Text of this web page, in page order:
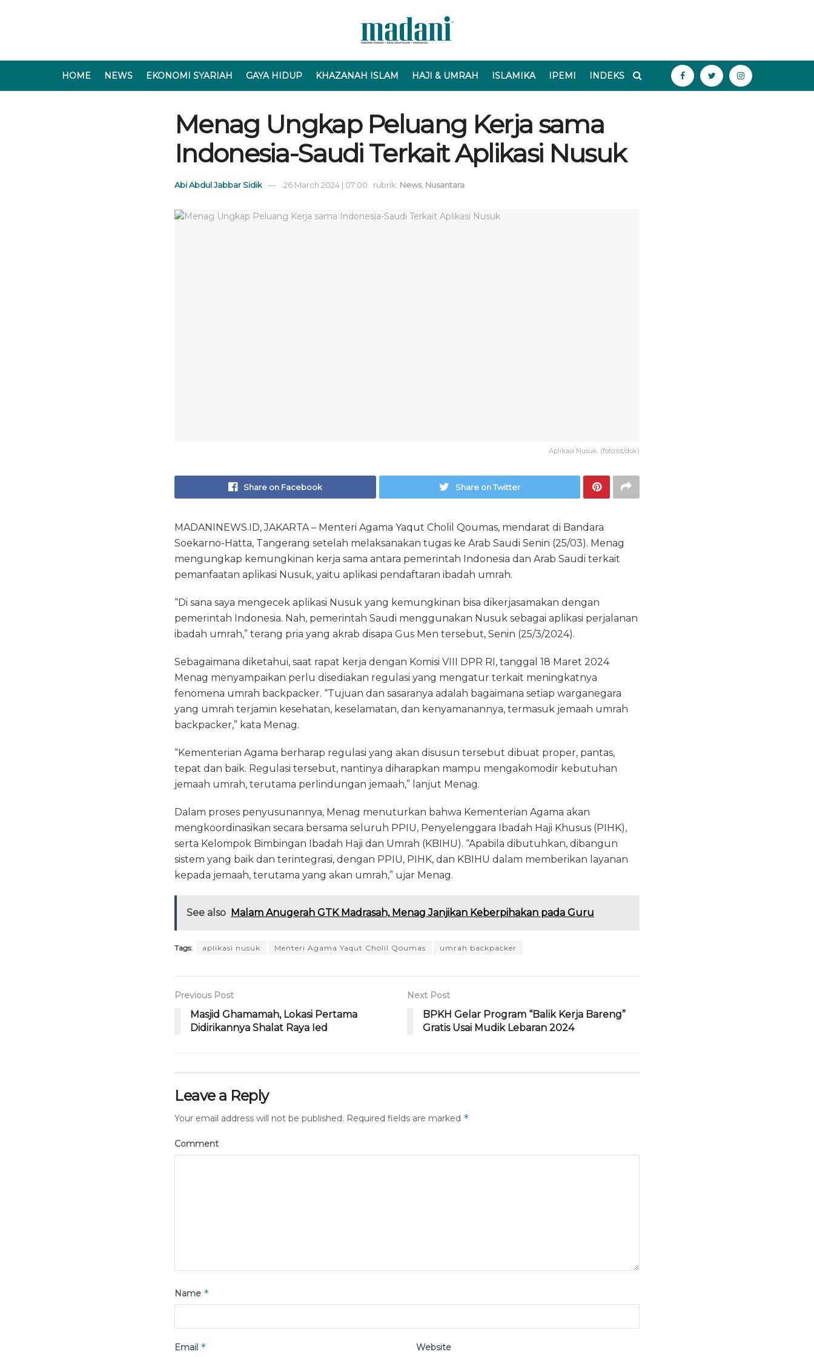
HOME NEWS EKONOMI SYARIAH GAYA HIDUP KHAZANAH ISLAM HAJI & UMRAH ISLAMIKA IPEMI INDEKS
Menag Ungkap Peluang Kerja sama
Indonesia-Saudi Terkait Aplikasi Nusuk
Abi Abdul Jabbar Sidik 26 March 2024 | 07:00 rubrik: News, Nusantara
Aplikasi Nusuk. (foto:ist/dok)
Share on Facebook Share on Twitter
MADANINEWS.ID, JAKARTA – Menteri Agama Yaqut Cholil Qoumas, mendarat di Bandara
Soekarno-Hatta, Tangerang setelah melaksanakan tugas ke Arab Saudi Senin (25/03). Menag
mengungkap kemungkinan kerja sama antara pemerintah Indonesia dan Arab Saudi terkait
pemanfaatan aplikasi Nusuk, yaitu aplikasi pendaftaran ibadah umrah.
“Di sana saya mengecek aplikasi Nusuk yang kemungkinan bisa dikerjasamakan dengan
pemerintah Indonesia. Nah, pemerintah Saudi menggunakan Nusuk sebagai aplikasi perjalanan
ibadah umrah,” terang pria yang akrab disapa Gus Men tersebut, Senin (25/3/2024).
Sebagaimana diketahui, saat rapat kerja dengan Komisi VIII DPR RI, tanggal 18 Maret 2024
Menag menyampaikan perlu disediakan regulasi yang mengatur terkait meningkatnya
fenomena umrah backpacker. “Tujuan dan sasaranya adalah bagaimana setiap warganegara
yang umrah terjamin kesehatan, keselamatan, dan kenyamanannya, termasuk jemaah umrah
backpacker,” kata Menag.
“Kementerian Agama berharap regulasi yang akan disusun tersebut dibuat proper, pantas,
tepat dan baik. Regulasi tersebut, nantinya diharapkan mampu mengakomodir kebutuhan
jemaah umrah, terutama perlindungan jemaah,” lanjut Menag.
Dalam proses penyusunannya, Menag menuturkan bahwa Kementerian Agama akan
mengkoordinasikan secara bersama seluruh PPIU, Penyelenggara Ibadah Haji Khusus (PIHK),
serta Kelompok Bimbingan Ibadah Haji dan Umrah (KBIHU). “Apabila dibutuhkan, dibangun
sistem yang baik dan terintegrasi, dengan PPIU, PIHK, dan KBIHU dalam memberikan layanan
kepada jemaah, terutama yang akan umrah,” ujar Menag.
See also Malam Anugerah GTK Madrasah, Menag Janjikan Keberpihakan pada Guru
Tags: aplikasi nusuk Menteri Agama Yaqut Cholil Qoumas umrah backpacker
Previous Post
Masjid Ghamamah, Lokasi Pertama
Didirikannya Shalat Raya Ied
Next Post
BPKH Gelar Program “Balik Kerja Bareng”
Gratis Usai Mudik Lebaran 2024
Leave a Reply
Your email address will not be published. Required fields are marked *
Comment
Name *
Email * Website